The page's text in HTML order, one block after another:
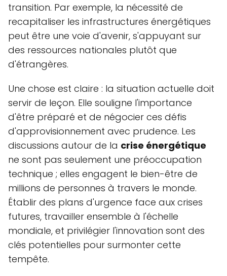
transition. Par exemple, la nécessité de
recapitaliser les infrastructures énergétiques
peut être une voie d'avenir, s'appuyant sur
des ressources nationales plutôt que
d'étrangères.
Une chose est claire : la situation actuelle doit
servir de leçon. Elle souligne l'importance
d'être préparé et de négocier ces défis
d'approvisionnement avec prudence. Les
discussions autour de la crise énergétique
ne sont pas seulement une préoccupation
technique ; elles engagent le bien-être de
millions de personnes à travers le monde.
Établir des plans d'urgence face aux crises
futures, travailler ensemble à l'échelle
mondiale, et privilégier l'innovation sont des
clés potentielles pour surmonter cette
tempête.